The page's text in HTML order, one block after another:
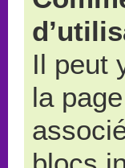
Il peut
la